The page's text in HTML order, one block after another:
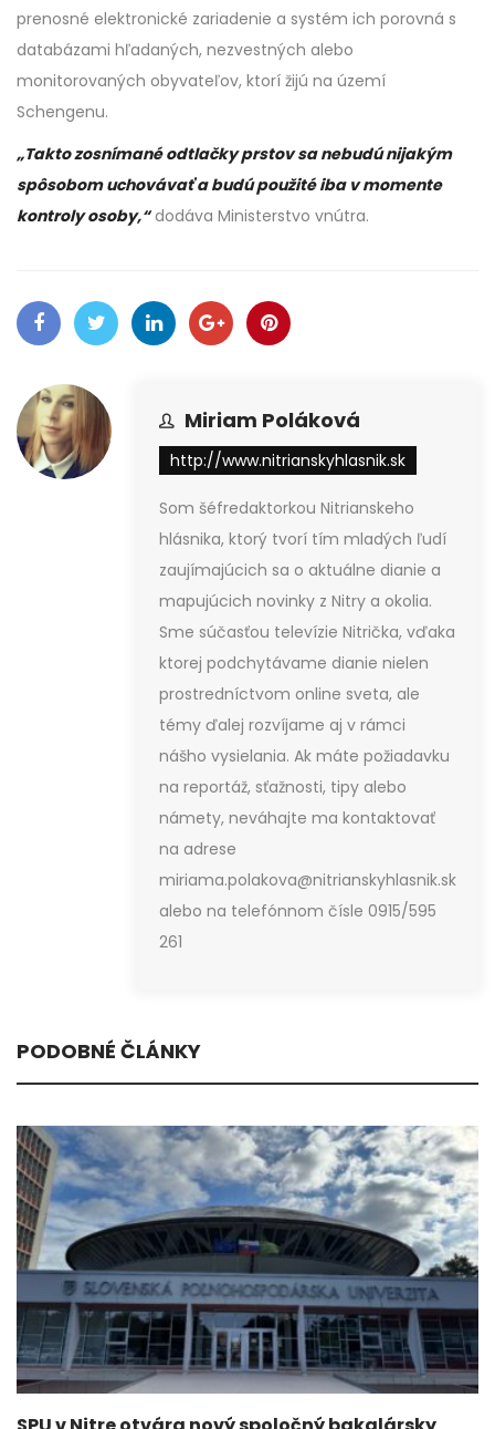
prenosné elektronické zariadenie a systém ich porovná s
databázami hľadaných, nezvestných alebo
monitorovaných obyvateľov, ktorí žijú na území
Schengenu.
„Takto zosnímané odtlačky prstov sa nebudú nijakým
spôsobom uchovávať a budú použité iba v momente
kontroly osoby,“dodáva Ministerstvo vnútra.
Miriam Poláková
http://www.nitrianskyhlasnik.sk
Som šéfredaktorkou Nitrianskeho
hlásnika, ktorý tvorí tím mladých ľudí
zaujímajúcich sa o aktuálne dianie a
mapujúcich novinky z Nitry a okolia.
Sme súčasťou televízie Nitrička, vďaka
ktorej podchytávame dianie nielen
prostredníctvom online sveta, ale
témy ďalej rozvíjame aj v rámci
nášho vysielania. Ak máte požiadavku
na reportáž, sťažnosti, tipy alebo
námety, neváhajte ma kontaktovať
na adrese
miriama.polakova@nitrianskyhlasnik.sk
alebo na telefónnom čísle 0915/595
261
PODOBNÉ ČLÁNKY